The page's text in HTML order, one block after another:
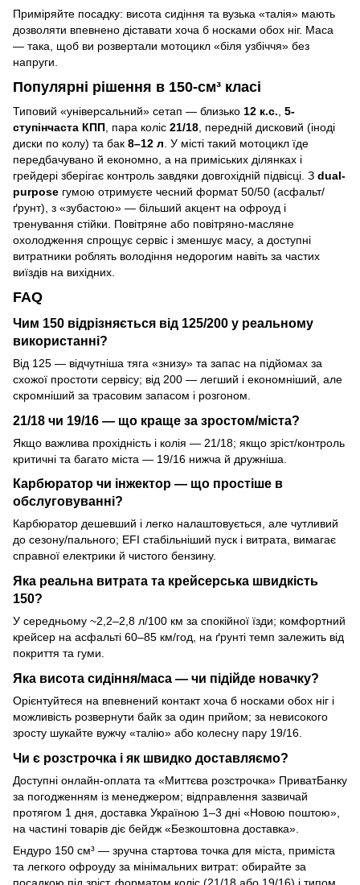
Приміряйте посадку: висота сидіння та вузька «талія» мають
дозволяти впевнено діставати хоча б носками обох ніг. Маса
— така, щоб ви розвертали мотоцикл «біля узбіччя» без
напруги.
Популярні рішення в 150-см³ класі
Типовий «універсальний» сетап — близько 12 к.с. 5-
ступінчаста КПП , пара коліс 21/18 , передній дисковий (іноді
диски по колу) та бак 8–12 л . У місті такий мотоцикл їде
передбачувано й економно, а на приміських ділянках і
грейдері зберігає контроль завдяки довгохідній підвісці. З dual-
purpose гумою отримуєте чесний формат 50/50 (асфальт/
ґрунт), з «зубастою» — більший акцент на офроуд і
тренування стійки. Повітряне або повітряно-масляне
охолодження спрощує сервіс і зменшує масу, а доступні
витратники роблять володіння недорогим навіть за частих
виїздів на вихідних.
FAQ
Чим 150 відрізняється від 125/200 у реальному
використанні?
Від 125 — відчутніша тяга «знизу» та запас на підйомах за
схожої простоти сервісу; від 200 — легший і економніший, але
скромніший за трасовим запасом і розгоном.
21/18 чи 19/16 — що краще за зростом/міста?
Якщо важлива прохідність і колія — 21/18; якщо зріст/контроль
критичні та багато міста — 19/16 нижча й дружніша.
Карбюратор чи інжектор — що простіше в
обслуговуванні?
Карбюратор дешевший і легко налаштовується, але чутливий
до сезону/пального; EFI стабільніший пуск і витрата, вимагає
справної електрики й чистого бензину.
Яка реальна витрата та крейсерська швидкість
150?
У середньому ~2,2–2,8 л/100 км за спокійної їзди; комфортний
крейсер на асфальті 60–85 км/год, на ґрунті темп залежить від
покриття та гуми.
Яка висота сидіння/маса — чи підійде новачку?
Орієнтуйтеся на впевнений контакт хоча б носками обох ніг і
можливість розвернути байк за один прийом; за невисокого
зросту шукайте вужчу «талію» або колесну пару 19/16.
Чи є розстрочка і як швидко доставляємо?
Доступні онлайн-оплата та «Миттєва розстрочка» ПриватБанку
за погодженням із менеджером; відправлення зазвичай
протягом 1 дня, доставка Україною 1–3 дні «Новою поштою»,
на частині товарів діє бейдж «Безкоштовна доставка».
Ендуро 150 см³ — зручна стартова точка для міста, приміста
та легкого офроуду за мінімальних витрат: обирайте за